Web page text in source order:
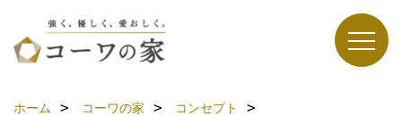
ホーム コーワの家
コンセプト